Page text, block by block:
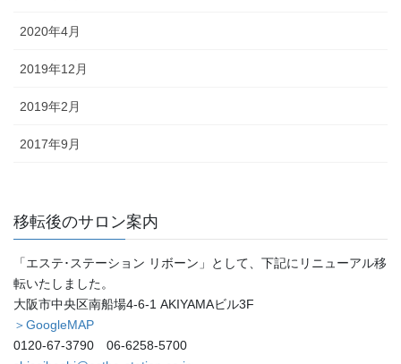
2020年4月
2019年12月
2019年2月
2017年9月
移転後のサロン案内
「エステ･ステーション リボーン」として、下記にリニューアル移
転いたしました。
大阪市中央区南船場4-6-1 AKIYAMAビル3F
＞GoogleMAP
0120-67-3790 06-6258-5700